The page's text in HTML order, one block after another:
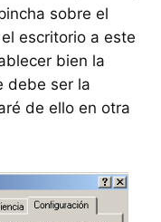
sobre el
escritorio a este
bien la
debe ser la
de ello en otra